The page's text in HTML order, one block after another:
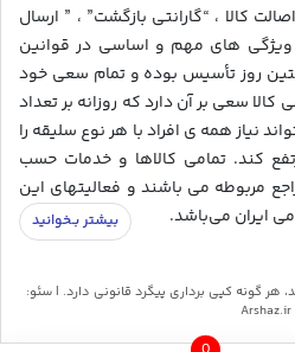
کالا ، “گارانتی بازگشت” ، ” ارسال
های مهم و اساسی در قوانین
روز تأسیس بوده و تمام سعی خود
کالا سعی بر آن دارد که روزانه بر تعداد
نیاز همه ی افراد با هر نوع سلیقه را
کند. تمامی کالاها و خدمات حسب
مربوطه می باشند و فعالیتهای این
ایران می‌باشد.
هر گونه کپی برداری پیگرد قانونی دارد. | سئو:
Arshaz.ir